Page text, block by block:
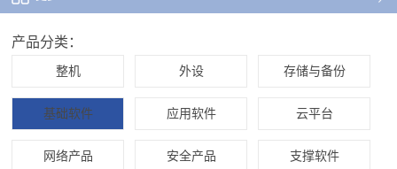
产品分类：
整机 外设 存储与备份
基础软件 应用软件 云平台
网络产品 安全产品 支撑软件